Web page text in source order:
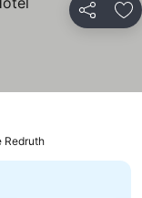
Partilhar
Redruth